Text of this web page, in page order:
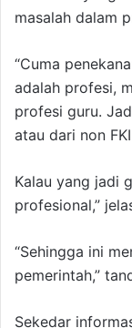
masalah dalam
“Cuma
adalah profesi,
profesi guru.
atau dari non
Kalau yang jadi
profesional,”
“Sehingga ini
pemerintah,”
Sekedar